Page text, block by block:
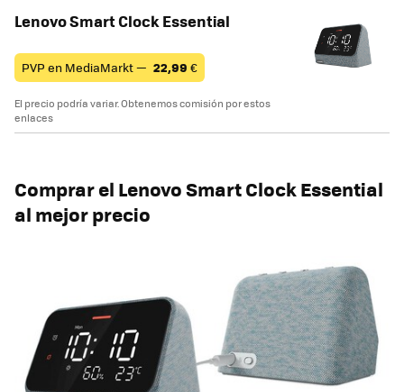
Lenovo Smart Clock Essential
PVP en MediaMarkt — 22,99 €
El precio podría variar. Obtenemos comisión por estos
enlaces
Comprar el Lenovo Smart Clock Essential
al mejor precio